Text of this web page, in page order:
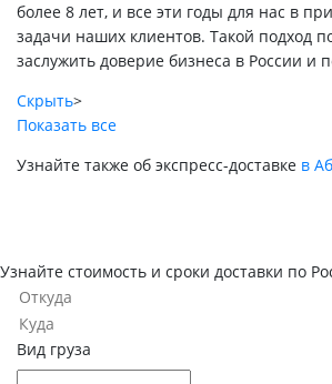
более 8 лет, и все эти годы для нас в
задачи наших клиентов. Такой подход
заслужить доверие бизнеса в России и
Скрыть>
Показать все
Узнайте также об экспресс-доставке в
Узнайте стоимость и сроки доставки по
Вид груза